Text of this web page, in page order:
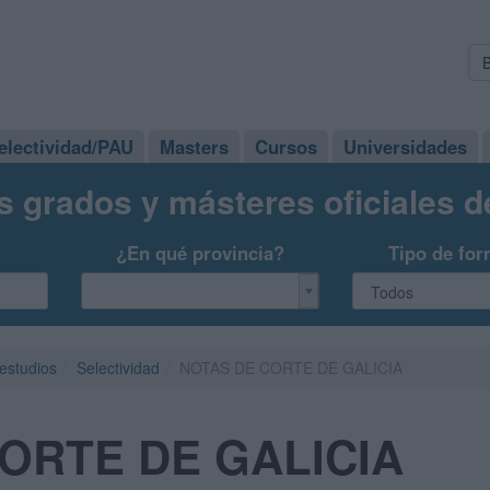
PAU Masters Cursos Universidades
grados y másteres oficiales
¿En qué provincia? Tipo de
Selectividad
DE GALICIA